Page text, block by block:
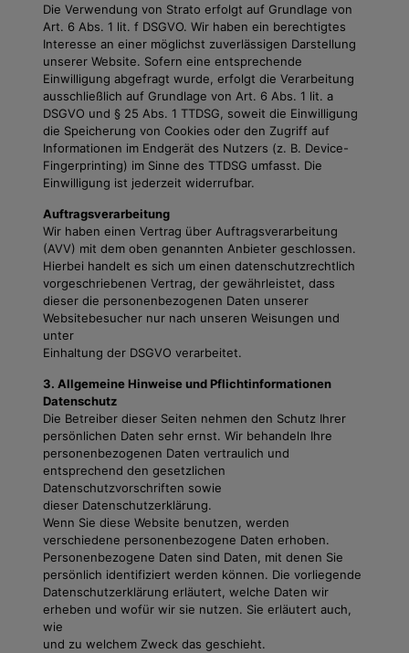
Die Verwendung von Strato erfolgt auf Grundlage von
Art. 6 Abs. 1 lit. f DSGVO. Wir haben ein berechtigtes
Interesse an einer möglichst zuverlässigen Darstellung
unserer Website. Sofern eine entsprechende
Einwilligung abgefragt wurde, erfolgt die Verarbeitung
ausschließlich auf Grundlage von Art. 6 Abs. 1 lit. a
DSGVO und § 25 Abs. 1 TTDSG, soweit die Einwilligung
die Speicherung von Cookies oder den Zugriff auf
Informationen im Endgerät des Nutzers (z. B. Device-
Fingerprinting) im Sinne des TTDSG umfasst. Die
Einwilligung ist jederzeit widerrufbar.
Auftragsverarbeitung
Wir haben einen Vertrag über Auftragsverarbeitung
(AVV) mit dem oben genannten Anbieter geschlossen.
Hierbei handelt es sich um einen datenschutzrechtlich
vorgeschriebenen Vertrag, der gewährleistet, dass
dieser die personenbezogenen Daten unserer
Websitebesucher nur nach unseren Weisungen und
unter
Einhaltung der DSGVO verarbeitet.
3. Allgemeine Hinweise und Pflichtinformationen
Datenschutz
Die Betreiber dieser Seiten nehmen den Schutz Ihrer
persönlichen Daten sehr ernst. Wir behandeln Ihre
personenbezogenen Daten vertraulich und
entsprechend den gesetzlichen
Datenschutzvorschriften sowie
dieser Datenschutzerklärung.
Wenn Sie diese Website benutzen, werden
verschiedene personenbezogene Daten erhoben.
Personenbezogene Daten sind Daten, mit denen Sie
persönlich identifiziert werden können. Die vorliegende
Datenschutzerklärung erläutert, welche Daten wir
erheben und wofür wir sie nutzen. Sie erläutert auch,
wie
und zu welchem Zweck das geschieht.